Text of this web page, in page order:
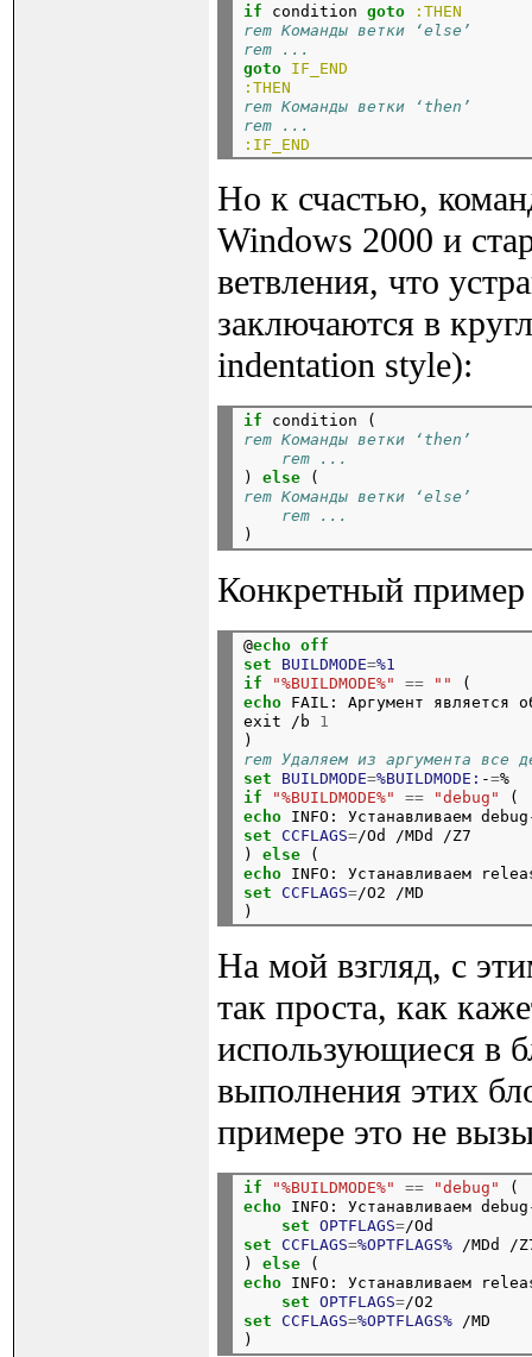
if condition goto
:THEN
rem Команды ветки ‘else’
rem ...
goto IF_END
:THEN
rem Команды ветки ‘then’
rem ...
:IF_END
Но к счастью,
Windows 2000 и
ветвления, что
заключаются в
indentation style):
if condition (
rem Команды ветки ‘then’
rem ...
) else (
rem Команды ветки ‘else’
rem ...
Конкретный пример
@echo off
set
BUILDMODE=%1
if
"%BUILDMODE%" == ""
(
echo FAIL: Аргумент является
exit /b 1
)
rem Удаляем из аргумента все
set
BUILDMODE=%BUILDMODE: -=%
if
"%BUILDMODE%" == "debug"
(
echo INFO: Устанавливаем
set
CCFLAGS=/Od /MDd /Z7
) else (
echo INFO: Устанавливаем
set
CCFLAGS=/O2 /MD
На мой взгляд, с
так проста, как
использующиеся в
выполнения этих
примере это не
if "%BUILDMODE%" == "debug"
(
echo INFO: Устанавливаем
set
OPTFLAGS=/Od
set
CCFLAGS=%OPTFLAGS% /MDd /
) else (
echo INFO: Устанавливаем
set
OPTFLAGS=/O2
set
CCFLAGS=%OPTFLAGS% /MD